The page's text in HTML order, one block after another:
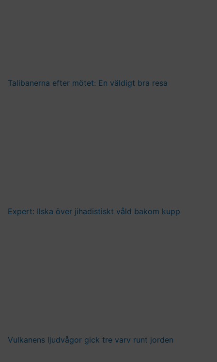
Talibanerna efter mötet: En väldigt bra resa
Expert: Ilska över jihadistiskt våld bakom kupp
Vulkanens ljudvågor gick tre varv runt jorden